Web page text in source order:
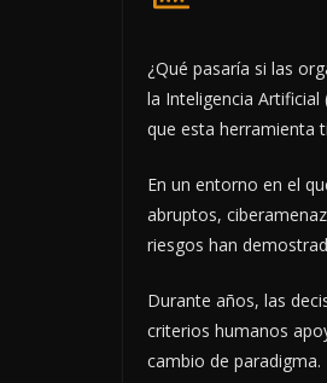
¿Qué pasaría si las
la Inteligencia
que esta herramienta
En un entorno en el
abruptos,
riesgos han
Durante años, las
criterios humanos
cambio de paradigma.